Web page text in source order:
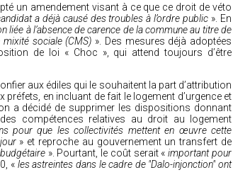
un amendementvisant à ce que ce droit de véto
a déjà causé des troubles à l’ordre public ». En
liée à l’absence de carence de la commune au titre de
sociale (CMS) ». Des mesures déjà adoptées
de loi « Choc », qui attend toujours d’être
aux édiles qui le souhaitent la part d’attribution
en incluant de fait le logement d’urgence et
a décidé de supprimer les dispositions donnant
compétences relatives au droit au logement
pour que les collectivités mettent en œuvre cette
» et reproche au gouvernement un transfert de
». Pourtant, le coût serait «important pour
« les astreintes dans le cadre de "Dalo-injonction" ont